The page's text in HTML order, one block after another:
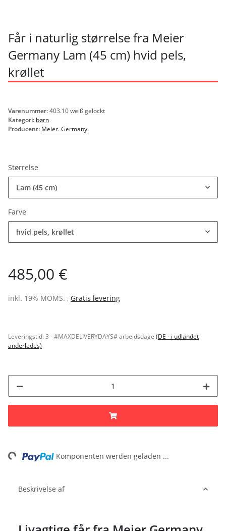
Får i naturlig størrelse fra Meier
Germany Lam (45 cm) hvid pels,
krøllet
Varenummer:403.10 weiß gelockt
Kategori: børn
Producent: Meier. Germany
Størrelse
Lam (45 cm)
Farve
hvid pels, krøllet
485,00 €
inkl. 19% MOMS. , Gratis levering
Leveringstid:3 - #MAXDELIVERYDAYS# arbejdsdage (DE - i udlandet
anderledes)
Komponenten werden geladen ...
Beskrivelse af